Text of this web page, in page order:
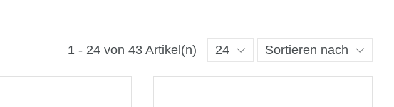
1 - 24 von 43 Artikel(n) 24 Sortieren nach